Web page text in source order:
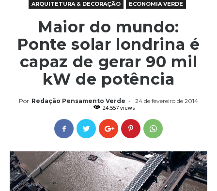
ARQUITETURA & DECORAÇÃO ECONOMIA VERDE
Maior do mundo:
Ponte solar londrina é
capaz de gerar 90 mil
kW de potência
Por Redação Pensamento Verde -
24 de fevereiro de 2014
24.557 views